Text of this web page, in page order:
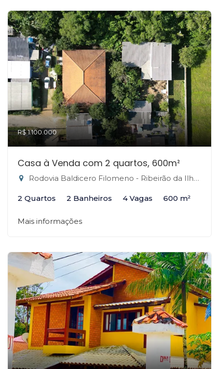
R$ 1.100.000
Casa à Venda com 2 quartos, 600m²
Rodovia Baldicero Filomeno - Ribeirão da Ilha, Florianópolis-SC
2 Quartos 2 Banheiros 4 Vagas 600 m²
Mais informações